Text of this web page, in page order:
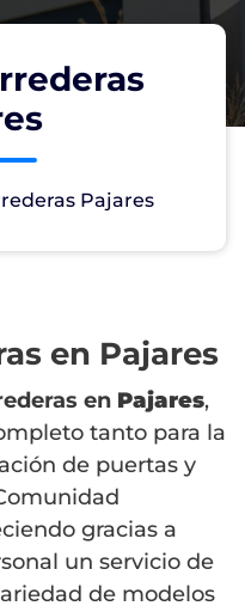
Pajares
en Pajares
en Pajares,
tanto para la
de puertas y
gracias a
un servicio de
de modelos